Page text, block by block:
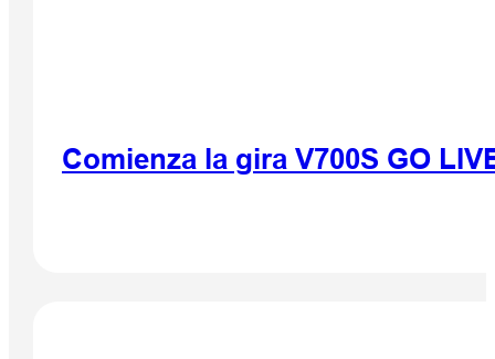
Comienza la gira V700S GO